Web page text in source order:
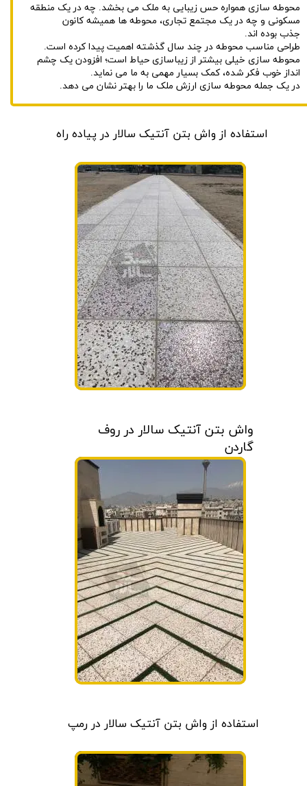
محوطه سازی همواره حس زیبایی به ملک می بخشد. چه در یک منطقه
مسکونی و چه در یک مجتمع تجاری، محوطه ها همیشه کانون
جذب بوده اند.
طراحی مناسب محوطه در چند سال گذشته اهمیت پیدا کرده است.
محوطه سازی خیلی بیشتر از زیباسازی حیاط است؛ افزودن یک چشم
انداز خوب فکر شده، کمک بسیار مهمی به ما می نماید.
در یک جمله محوطه سازی ارزش ملک ما را بهتر نشان می دهد.
استفاده از واش بتن آنتیک سالار در پیاده راه
واش بتن آنتیک سالار در روف
گاردن
استفاده از واش بتن آنتیک سالار در رمپ